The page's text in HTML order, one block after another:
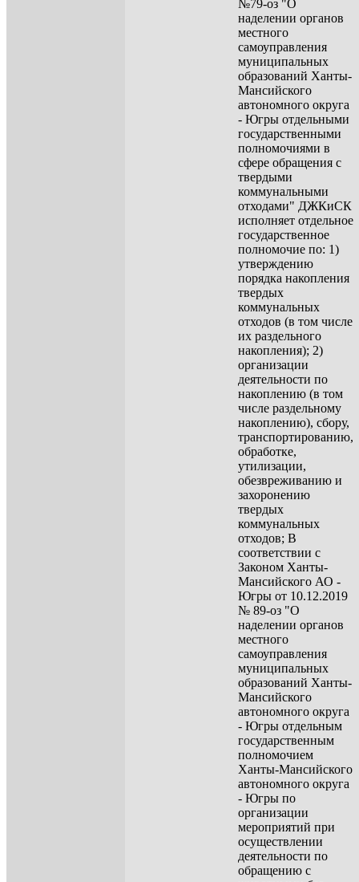
№79-оз "О
наделении органов
местного
самоуправления
муниципальных
образований Ханты-
Мансийского
автономного округа
- Югры отдельными
государственными
полномочиями в
сфере обращения с
твердыми
коммунальными
отходами" ДЖКиСК
исполняет отдельное
государственное
полномочие по: 1)
утверждению
порядка накопления
твердых
коммунальных
отходов (в том числе
их раздельного
накопления); 2)
организации
деятельности по
накоплению (в том
числе раздельному
накоплению), сбору,
транспортированию,
обработке,
утилизации,
обезвреживанию и
захоронению
твердых
коммунальных
отходов; В
соответствии с
Законом Ханты-
Мансийского АО -
Югры от 10.12.2019
№ 89-оз "О
наделении органов
местного
самоуправления
муниципальных
образований Ханты-
Мансийского
автономного округа
- Югры отдельным
государственным
полномочием
Ханты-Мансийского
автономного округа
- Югры по
организации
мероприятий при
осуществлении
деятельности по
обращению с